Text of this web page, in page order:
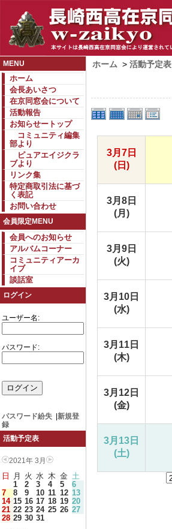
MENU
ホーム
会長あいさつ
在京同窓会について
活動報告
お知らせートップ
コミュニティ編集
部より
ピュアエイジクラ
ブより
リンク集
特定商取引法に基づ
く表記
お問い合わせ
会員限定MENU
会員へのお知らせ
アルバムコーナー
コミュニティアーカ
イブ
談話室
ログイン
ユーザー名:
パスワード:
パスワード紛失
新規登
録
活動予定表
2021年 3月
日 月 火 水 木 金 土
1
2 3 4 5
6
7
8 9 10 11 12 13
14 15 16 17 18 19 20
21 22 23 24 25 26 27
28 29 30 31
ホーム > 活動予定表
3月7日
(日)
3月8日
(月)
3月9日
(火)
3月10日
(水)
3月11日
(木)
3月12日
(金)
3月13日
(土)